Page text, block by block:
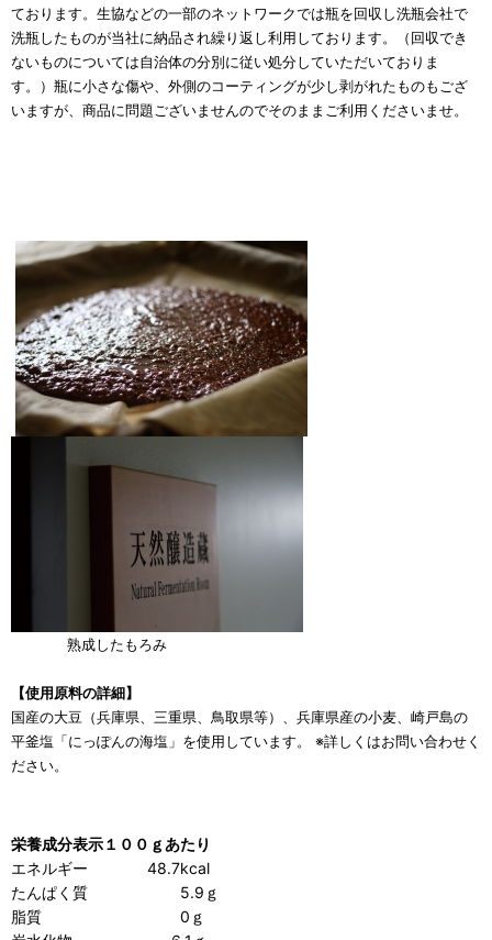
ております。生協などの一部のネットワークでは瓶を回収し洗瓶会社で
洗瓶したものが当社に納品され繰り返し利用しております。（回収でき
ないものについては自治体の分別に従い処分していただいておりま
す。）瓶に小さな傷や、外側のコーティングが少し剥がれたものもござ
いますが、商品に問題ございませんのでそのままご利用くださいませ。
熟成したもろみ
【使用原料の詳細】
国産の大豆（兵庫県、三重県、鳥取県等）、兵庫県産の小麦、崎戸島の
平釜塩「にっぽんの海塩」を使用しています。 ※詳しくはお問い合わせく
ださい。
栄養成分表示１００ｇあたり
エネルギー 48.7kcal
たんぱく質 5.9ｇ
脂質 0ｇ